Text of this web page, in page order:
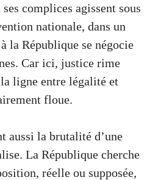
complices agissent sous
nationale, dans un
la République se négocie
Car ici, justice rime
ligne entre légalité et
floue.
aussi la brutalité d’une
La République cherche
réelle ou supposée,